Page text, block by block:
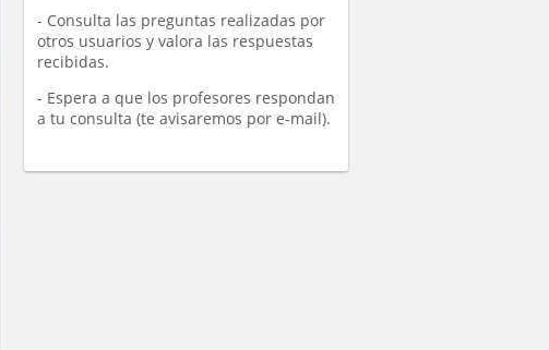
Pamela Karla
- Consulta las preguntas realizadas por
otros usuarios y valora las respuestas
recibidas.
- Espera a que los profesores respondan
a tu consulta (te avisaremos por e-mail).